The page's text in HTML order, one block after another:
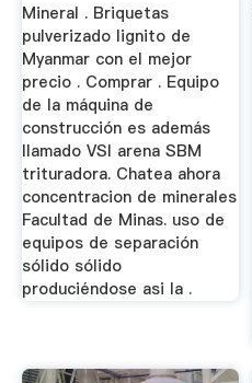
Mineral . Briquetas
pulverizado lignito de
Myanmar con el mejor
precio . Comprar . Equipo
de la máquina de
construcción es además
llamado VSI arena SBM
trituradora. Chatea ahora
concentracion de minerales
Facultad de Minas. uso de
equipos de separación
sólido sólido
produciéndose asi la .